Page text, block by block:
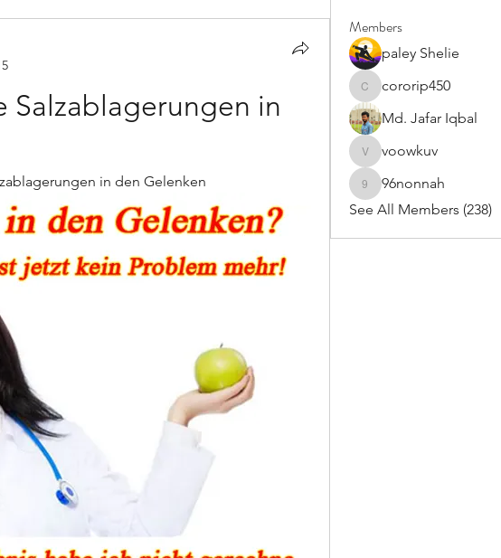
Salzablagerungen in
in den Gelenken
Members
paley Shelie
cororip450
cororip450
Md. Jafar Iqbal
voowkuv
voowkuv
96nonnah
96nonnah
See All Members (238)